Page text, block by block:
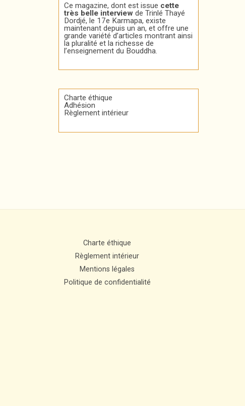
Ce magazine, dont est issue cette
très belle interviewde Trinlé Thayé
Dordjé, le 17e Karmapa, existe
maintenant depuis un an, et offre une
grande variété d’articles montrant ainsi
la pluralité et la richesse de
l’enseignement du Bouddha.
Charte éthique
Adhésion
Règlement intérieur
Charte éthique
Règlement intérieur
Mentions légales
Politique de confidentialité